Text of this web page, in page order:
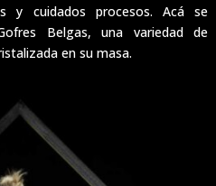
y cuidados procesos. Acá se
Belgas, una variedad de
en su masa.